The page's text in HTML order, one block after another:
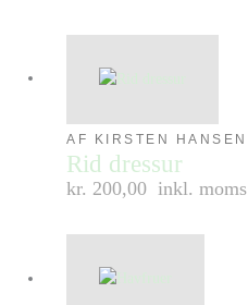
AF KIRSTEN HANSEN
Rid dressur
kr. 200,00 inkl. moms